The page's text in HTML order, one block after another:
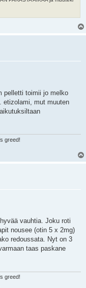
pelletti toimii jo melko
etizolami, mut muuten
greed!
vauhtia. Joku roti
nousee (otin 5 x 2mg)
redoussata. Nyt on 3
taas paskane
greed!